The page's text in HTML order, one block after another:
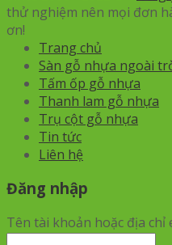
thử nghiệm nên mọi đơn
ơn!
Trang chủ
Sàn gỗ nhựa ngoài
Tấm ốp gỗ nhựa
Thanh lam gỗ nhựa
Trụ cột gỗ nhựa
Tin tức
Liên hệ
Đăng nhập
Tên tài khoản hoặc địa chỉ